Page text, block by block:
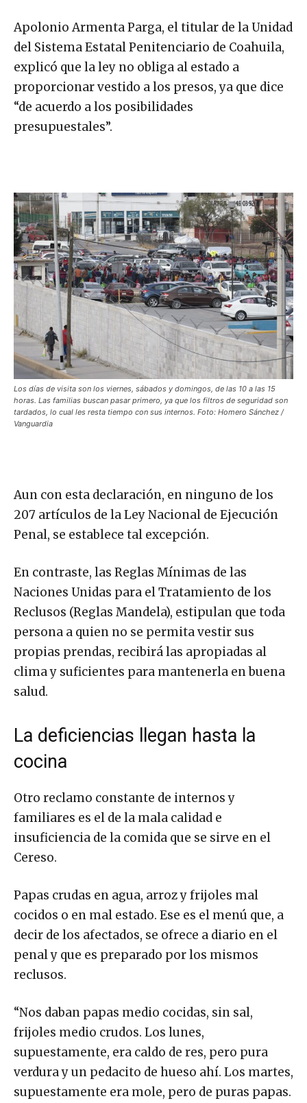
Apolonio Armenta Parga, el titular de la Unidad
del Sistema Estatal Penitenciario de Coahuila,
explicó que la ley no obliga al estado a
proporcionar vestido a los presos, ya que dice
“de acuerdo a los posibilidades
presupuestales”.
Los días de visita son los viernes, sábados y domingos, de las 10 a las 15
horas. Las familias buscan pasar primero, ya que los filtros de seguridad son
tardados, lo cual les resta tiempo con sus internos. Foto: Homero Sánchez /
Vanguardia
Aun con esta declaración, en ninguno de los
207 artículos de la Ley Nacional de Ejecución
Penal, se establece tal excepción.
En contraste, las Reglas Mínimas de las
Naciones Unidas para el Tratamiento de los
Reclusos (Reglas Mandela), estipulan que toda
persona a quien no se permita vestir sus
propias prendas, recibirá las apropiadas al
clima y suficientes para mantenerla en buena
salud.
La deficiencias llegan hasta la
cocina
Otro reclamo constante de internos y
familiares es el de la mala calidad e
insuficiencia de la comida que se sirve en el
Cereso.
Papas crudas en agua, arroz y frijoles mal
cocidos o en mal estado. Ese es el menú que, a
decir de los afectados, se ofrece a diario en el
penal y que es preparado por los mismos
reclusos.
“Nos daban papas medio cocidas, sin sal,
frijoles medio crudos. Los lunes,
supuestamente, era caldo de res, pero pura
verdura y un pedacito de hueso ahí. Los martes,
supuestamente era mole, pero de puras papas.